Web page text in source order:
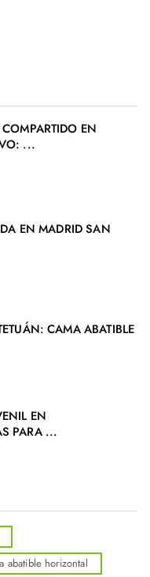
EN
...
EN MADRID SAN
CAMA ABATIBLE
EN
PARA ...
abatible horizontal